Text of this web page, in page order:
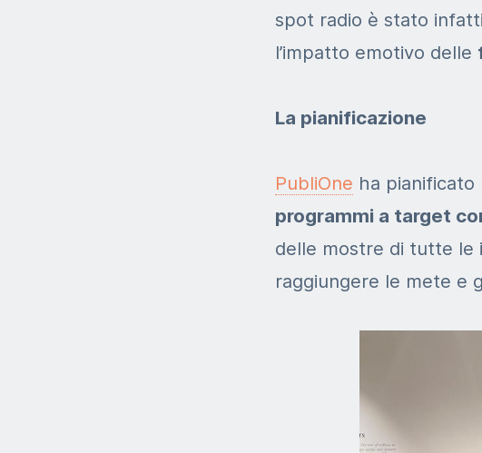
spot radio è stato
l’impatto emotivo delle
La pianificazione
PubliOne ha pianificato
programmi a target
delle mostre di tutte le
raggiungere le mete e